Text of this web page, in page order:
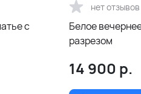
с
нет отзывов
Белое
разрезом
14 900 р.